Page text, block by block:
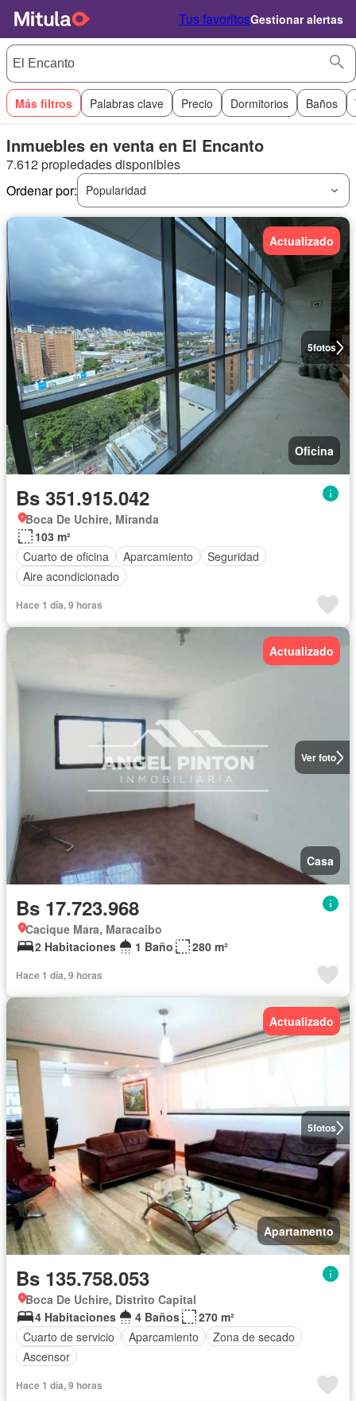
Tus favoritosGestionar alertas
Más filtros Palabras clave Precio Dormitorios Baños
Inmuebles en venta en El Encanto
7.612 propiedades disponibles
Ordenar por:
Popularidad
5fotos
Actualizado
Oficina
Bs 351.915.042
Boca De Uchire, Miranda
103 m²
Cuarto de oficina
Aparcamiento
Seguridad
Aire acondicionado
Hace 1 día, 9 horas
Ver foto
Actualizado
Casa
Bs 17.723.968
Cacique Mara, Maracaibo
2 Habitaciones
1 Baño 280 m²
Hace 1 día, 9 horas
5fotos
Actualizado
Apartamento
Bs 135.758.053
Boca De Uchire, Distrito Capital
4 Habitaciones
4 Baños
270 m²
Cuarto de servicio
Aparcamiento
Zona de secado
Ascensor
Hace 1 día, 9 horas